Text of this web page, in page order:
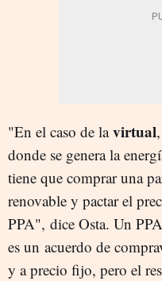
"En el caso de lavirtual
donde se genera la
tiene que comprar una
renovable y pactar el
PPA", dice Osta. Un
es un acuerdo de
y a precio fijo, pero el